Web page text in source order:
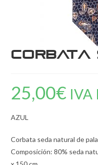
Corbata
25,00€ IVA
AZUL
Corbata seda natural de
Composición: 80% seda